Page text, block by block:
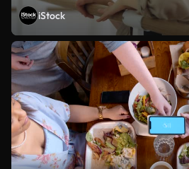
iStock